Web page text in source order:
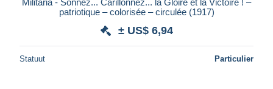
patriotique – colorisée – circulée (1917)
± US$ 6,94
Statuut Particulier